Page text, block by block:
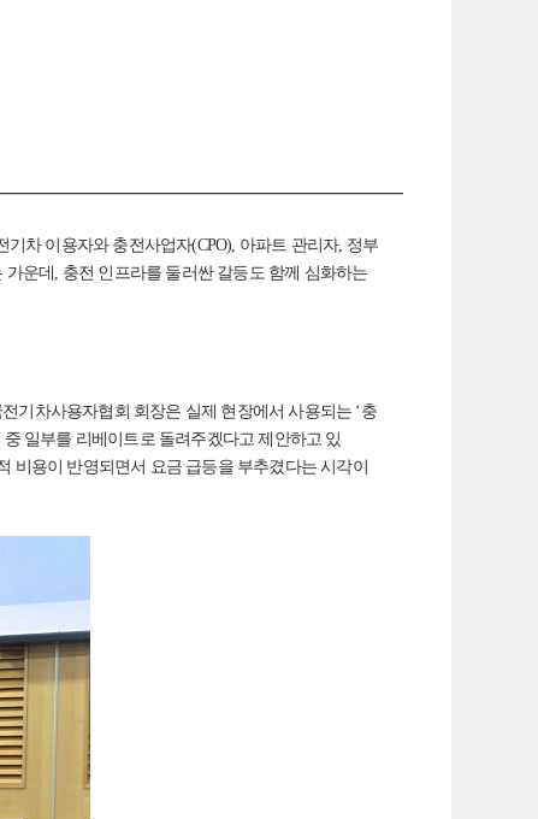
차 이용자와 충전사업자(CPO), 아파트 관리자, 정부
운데, 충전 인프라를 둘러싼 갈등도 함께 심화하는
기차사용자협회 회장은 실제 현장에서 사용되는 ‘충
일부를 리베이트로 돌려주겠다고 제안하고 있
비용이 반영되면서 요금 급등을 부추겼다는 시각이